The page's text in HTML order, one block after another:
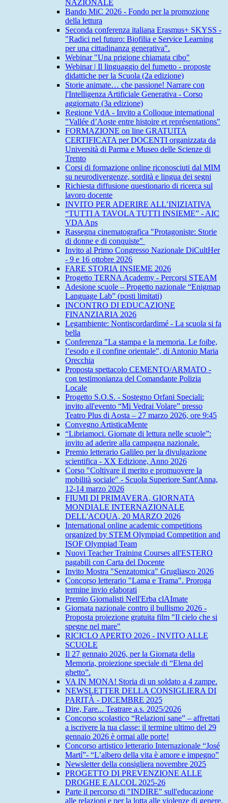
NAZIONALE
Bando MiC 2026 - Fondo per la promozione
della lettura
Seconda conferenza italiana Erasmus+ SKYSS -
"Radici nel futuro: Biofilia e Service Learning
per una cittadinanza generativa".
Webinar "Una prigione chiamata cibo"
Webinar | Il linguaggio del fumetto - proposte
didattiche per la Scuola (2a edizione)
Storie animate… che passione! Narrare con
l'Intelligenza Artificiale Generativa - Corso
aggiornato (3a edizione)
Regione VdA - Invito a Colloque international
"Vallée d’Aoste entre histoire et représentations"
FORMAZIONE on line GRATUITA
CERTIFICATA per DOCENTI organizzata da
Università di Parma e Museo delle Scienze di
Trento
Corsi di formazione online riconosciuti dal MIM
su neurodivergenze, sordità e lingua dei segni
Richiesta diffusione questionario di ricerca sul
lavoro docente
INVITO PER ADERIRE ALL’INIZIATIVA
“TUTTI A TAVOLA TUTTI INSIEME” - AIC
VDA Aps
Rassegna cinematografica "Protagoniste: Storie
di donne e di conquiste"
Invito al Primo Congresso Nazionale DiCultHer
- 9 e 16 ottobre 2026
FARE STORIA INSIEME 2026
Progetto TERNA Academy - Percorsi STEAM
Adesione scuole – Progetto nazionale “Enigmap
Language Lab” (posti limitati)
INCONTRO DI EDUCAZIONE
FINANZIARIA 2026
Legambiente: Nontiscordardimé - La scuola si fa
bella
Conferenza "La stampa e la memoria. Le foibe,
l’esodo e il confine orientale", di Antonio Maria
Orecchia
Proposta spettacolo CEMENTO/ARMATO -
con testimonianza del Comandante Polizia
Locale
Progetto S.O.S. - Sostegno Orfani Speciali:
invito all'evento “Mi Vedrai Volare” presso
Teatro Plus di Aosta – 27 marzo 2026, ore 9:45
Convegno ArtisticaMente
“Libriamoci. Giornate di lettura nelle scuole”:
invito ad aderire alla campagna nazionale.
Premio letterario Galileo per la divulgazione
scientifica - XX Edizione, Anno 2026
Corso "Coltivare il merito e promuovere la
mobilità sociale" - Scuola Superiore Sant'Anna,
12-14 marzo 2026
FIUMI DI PRIMAVERA, GIORNATA
MONDIALE INTERNAZIONALE
DELL'ACQUA, 20 MARZO 2026
International online academic competitions
organized by STEM Olympiad Competition and
ISOF Olympiad Team
Nuovi Teacher Training Courses all'ESTERO
pagabili con Carta del Docente
Invito Mostra "Senzatomica" Grugliasco 2026
Concorso letterario "Lama e Trama". Proroga
termine invio elaborati
Premio Giornalisti Nell'Erba clAImate
Giornata nazionale contro il bullismo 2026 -
Proposta proiezione gratuita film "Il cielo che si
spegne nel mare"
RICICLO APERTO 2026 - INVITO ALLE
SCUOLE
Il 27 gennaio 2026, per la Giornata della
Memoria, proiezione speciale di “Elena del
ghetto”.
VA IN MONA! Storia di un soldato a 4 zampe.
NEWSLETTER DELLA CONSIGLIERA DI
PARITÀ - DICEMBRE 2025
Dire, Fare... Teatrare a.s. 2025/2026
Concorso scolastico “Relazioni sane” – affrettati
a iscrivere la tua classe: il termine ultimo del 29
gennaio 2026 è ormai alle porte!
Concorso artistico letterario Internazionale “José
Martí”- “L’albero della vita è amore e impegno”
Newsletter della consigliera novembre 2025
PROGETTO DI PREVENZIONE ALLE
DROGHE E ALCOL 2025-26
Parte il percorso di "INDIRE" sull'educazione
alle relazioni e per la lotta alle violenze di genere.